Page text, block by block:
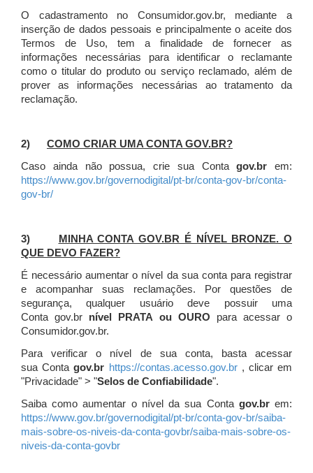
O cadastramento no Consumidor.gov.br, mediante a
inserção de dados pessoais e principalmente o aceite dos
Termos de Uso, tem a finalidade de fornecer as
informações necessárias para identificar o reclamante
como o titular do produto ou serviço reclamado, além de
prover as informações necessárias ao tratamento da
reclamação.
2) COMO CRIAR UMA CONTA GOV.BR?
Caso ainda não possua, crie sua Contagov.br em:
https://www.gov.br/governodigital/pt-br/conta-gov-br/conta-
gov-br/
3)
MINHA CONTA GOV.BR É NÍVEL BRONZE. O
QUE DEVO FAZER?
É necessário aumentar o nível da sua conta para registrar
e acompanhar suas reclamações. Por questões de
segurança, qualquer usuário deve possuir uma
Conta gov.br nível PRATA ou OURO para acessar o
Consumidor.gov.br.
Para verificar o nível de sua conta, basta acessar
sua Contagov.br https://contas.acesso.gov.br, clicar em
"Privacidade" > "Selos de Confiabilidade".
Saiba como aumentar o nível da sua Conta gov.brem:
https://www.gov.br/governodigital/pt-br/conta-gov-br/saiba-
mais-sobre-os-niveis-da-conta-govbr/saiba-mais-sobre-os-
niveis-da-conta-govbr